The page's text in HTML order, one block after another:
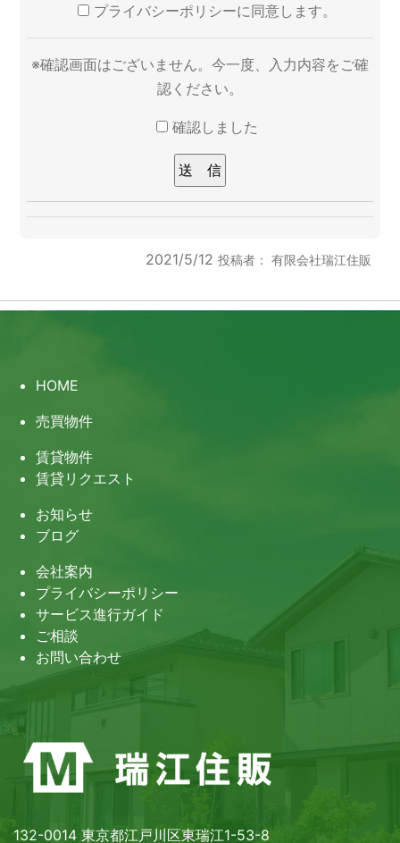
プライバシーポリシーに同意します。
※確認画面はございません。今一度、入力内容をご確
認ください。
確認しました
このフィールドは空のままにしてください。
2021/5/12 投稿者： 有限会社瑞江住販
HOME
売買物件
賃貸物件
賃貸リクエスト
お知らせ
ブログ
会社案内
プライバシーポリシー
サービス進行ガイド
ご相談
お問い合わせ
132-0014 東京都江戸川区東瑞江1-53-8